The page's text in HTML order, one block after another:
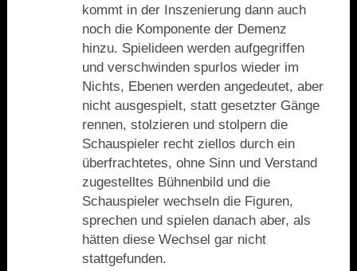
kommt in der Inszenierung dann auch
noch die Komponente der Demenz
hinzu. Spielideen werden aufgegriffen
und verschwinden spurlos wieder im
Nichts, Ebenen werden angedeutet, aber
nicht ausgespielt, statt gesetzter Gänge
rennen, stolzieren und stolpern die
Schauspieler recht ziellos durch ein
überfrachtetes, ohne Sinn und Verstand
zugestelltes Bühnenbild und die
Schauspieler wechseln die Figuren,
sprechen und spielen danach aber, als
hätten diese Wechsel gar nicht
stattgefunden.